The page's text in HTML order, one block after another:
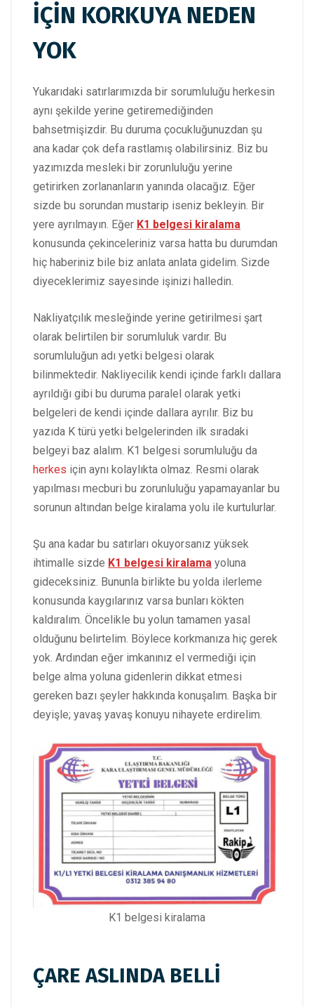
İÇİN KORKUYA NEDEN
YOK
Yukarıdaki satırlarımızda bir sorumluluğu herkesin
aynı şekilde yerine getiremediğinden
bahsetmişizdir. Bu duruma çocukluğunuzdan şu
ana kadar çok defa rastlamış olabilirsiniz. Biz bu
yazımızda mesleki bir zorunluluğu yerine
getirirken zorlananların yanında olacağız. Eğer
sizde bu sorundan mustarip iseniz bekleyin. Bir
yere ayrılmayın. Eğer K1 belgesi kiralama
konusunda çekinceleriniz varsa hatta bu durumdan
hiç haberiniz bile biz anlata anlata gidelim. Sizde
diyeceklerimiz sayesinde işinizi halledin.
Nakliyatçılık mesleğinde yerine getirilmesi şart
olarak belirtilen bir sorumluluk vardır. Bu
sorumluluğun adı yetki belgesi olarak
bilinmektedir. Nakliyecilik kendi içinde farklı dallara
ayrıldığı gibi bu duruma paralel olarak yetki
belgeleri de kendi içinde dallara ayrılır. Biz bu
yazıda K türü yetki belgelerinden ilk sıradaki
belgeyi baz alalım. K1 belgesi sorumluluğu da
herkes için aynı kolaylıkta olmaz. Resmi olarak
yapılması mecburi bu zorunluluğu yapamayanlar bu
sorunun altından belge kiralama yolu ile kurtulurlar.
Şu ana kadar bu satırları okuyorsanız yüksek
ihtimalle sizde K1 belgesi kiralama yoluna
gideceksiniz. Bununla birlikte bu yolda ilerleme
konusunda kaygılarınız varsa bunları kökten
kaldıralım. Öncelikle bu yolun tamamen yasal
olduğunu belirtelim. Böylece korkmanıza hiç gerek
yok. Ardından eğer imkanınız el vermediği için
belge alma yoluna gidenlerin dikkat etmesi
gereken bazı şeyler hakkında konuşalım. Başka bir
deyişle; yavaş yavaş konuyu nihayete erdirelim.
K1 belgesi kiralama
ÇARE ASLINDA BELLİ